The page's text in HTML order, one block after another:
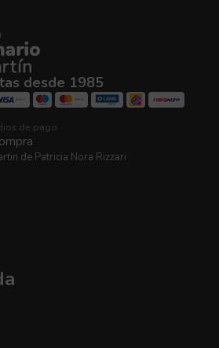
desde 1985
de pago
de Patricia Nora Rizzari